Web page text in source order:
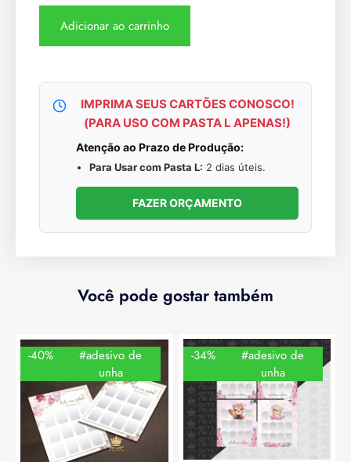
Adicionar ao carrinho
IMPRIMA SEUS CARTÕES CONOSCO!
(PARA USO COM PASTA L APENAS!)
Atenção ao Prazo de Produção:
Para Usar com Pasta L: 2 dias úteis.
FAZER ORÇAMENTO
Você pode gostar também
-40%
#adesivo de
unha
-34%
#adesivo de
unha